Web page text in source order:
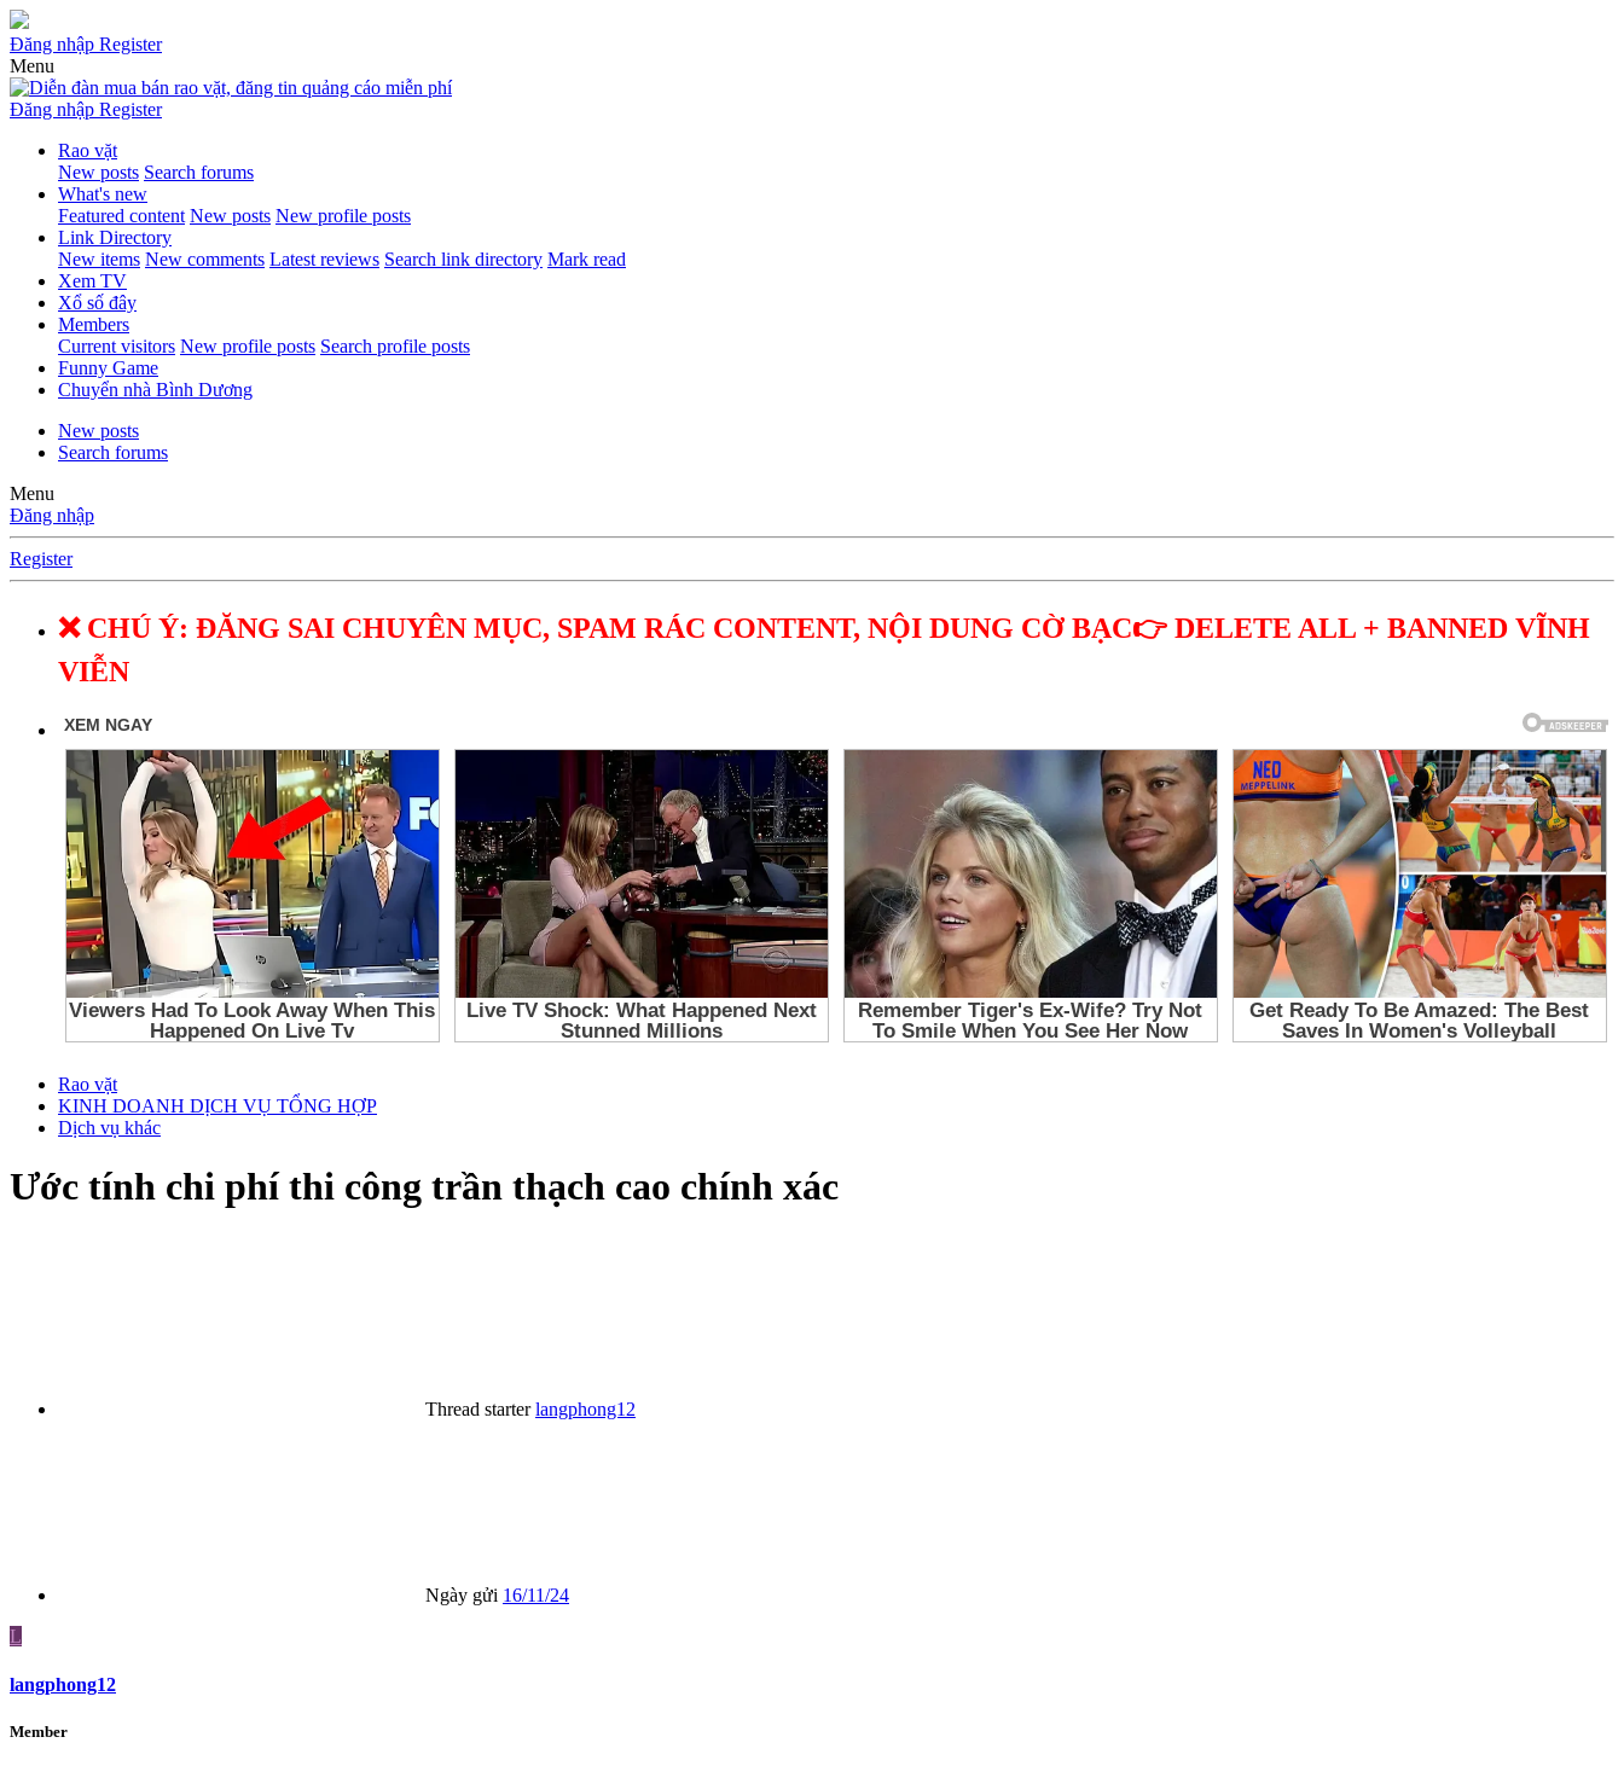
Đăng nhập Register
Menu
Đăng nhập Register
Rao vặt
New posts Search forums
What's new
Featured content New posts New profile posts
Link Directory
New items New comments Latest reviews Search link directory Mark read
Xem TV
Xổ số đây
Members
Current visitors New profile posts Search profile posts
Funny Game
Chuyển nhà Bình Dương
New posts
Search forums
Menu
Đăng nhập
Register
❌ CHÚ Ý: ĐĂNG SAI CHUYÊN MỤC, SPAM RÁC CONTENT, NỘI DUNG CỜ BẠC👉 DELETE ALL + BANNED VĨNH
VIỄN
Rao vặt
KINH DOANH DỊCH VỤ TỔNG HỢP
Dịch vụ khác
Ước tính chi phí thi công trần thạch cao chính xác
Thread starter langphong12
Ngày gửi 16/11/24
L
langphong12
Member